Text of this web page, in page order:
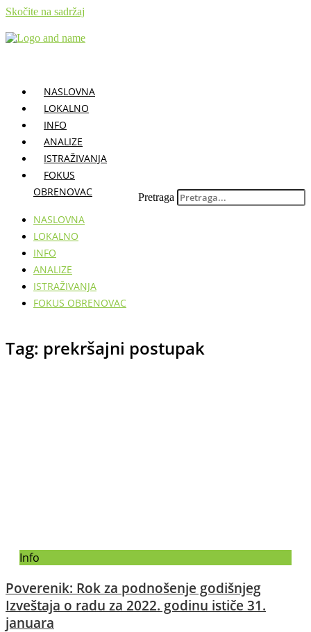
Skočite na sadržaj
NASLOVNA
LOKALNO
INFO
ANALIZE
ISTRAŽIVANJA
FOKUS
OBRENOVAC
NASLOVNA
LOKALNO
INFO
ANALIZE
ISTRAŽIVANJA
FOKUS OBRENOVAC
Pretraga
Tag: prekršajni postupak
Info
Poverenik: Rok za podnošenje godišnjeg
Izveštaja o radu za 2022. godinu ističe 31.
januara